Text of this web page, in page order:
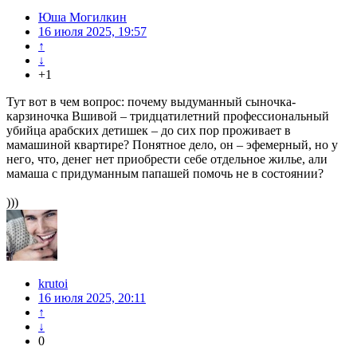
Юша Могилкин
16 июля 2025, 19:57
↑
↓
+1
Тут вот в чем вопрос: почему выдуманный сыночка-
карзиночка Вшивой – тридцатилетний профессиональный
убийца арабских детишек – до сих пор проживает в
мамашиной квартире? Понятное дело, он – эфемерный, но у
него, что, денег нет приобрести себе отдельное жилье, али
мамаша с придуманным папашей помочь не в состоянии?
)))
krutoi
16 июля 2025, 20:11
↑
↓
0